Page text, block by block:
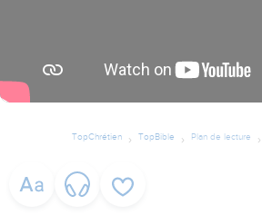
TopChrétien TopBible Plan de lecture